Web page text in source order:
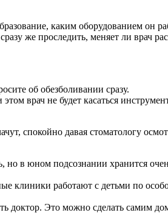
каким оборудованием он
же проследить, меняет ли врач
об обезболивании сразу.
врач не будет касаться
спокойно давая стоматологу
в юном подсознании хранится
клиники работают с детьми по
доктор. Это можно сделать самим